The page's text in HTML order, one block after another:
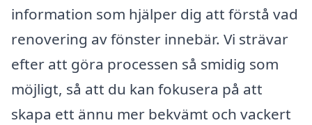
information som hjälper dig att förstå vad
renovering av fönster innebär. Vi strävar
efter att göra processen så smidig som
möjligt, så att du kan fokusera på att
skapa ett ännu mer bekvämt och vackert